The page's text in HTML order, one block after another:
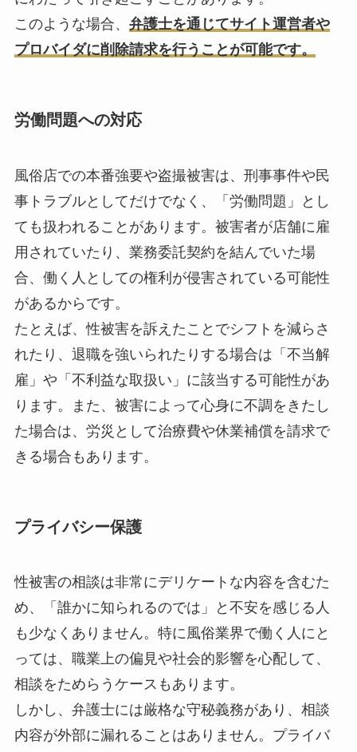
このような場合、 弁護士を通じてサイト運営者や
プロバイダに削除請求を行うことが可能です。
労働問題への対応
風俗店での本番強要や盗撮被害は、刑事事件や民
事トラブルとしてだけでなく、「労働問題」とし
ても扱われることがあります。被害者が店舗に雇
用されていたり、業務委託契約を結んでいた場
合、働く人としての権利が侵害されている可能性
があるからです。
たとえば、性被害を訴えたことでシフトを減らさ
れたり、退職を強いられたりする場合は「不当解
雇」や「不利益な取扱い」に該当する可能性があ
ります。また、被害によって心身に不調をきたし
た場合は、労災として治療費や休業補償を請求で
きる場合もあります。
プライバシー保護
性被害の相談は非常にデリケートな内容を含むた
め、「誰かに知られるのでは」と不安を感じる人
も少なくありません。特に風俗業界で働く人にと
っては、職業上の偏見や社会的影響を心配して、
相談をためらうケースもあります。
しかし、弁護士には厳格な守秘義務があり、相談
内容が外部に漏れることはありません。プライバ